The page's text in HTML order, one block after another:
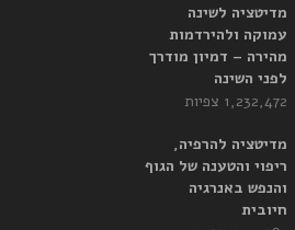
מדיטציה לשינה
עמוקה ולהירדמות
מהירה – דמיון מודרך
לפני השינה
1,232,472 צפיות
מדיטציה להרפיה,
ריפוי והטענה של הגוף
והנפש באנרגיה
חיובית